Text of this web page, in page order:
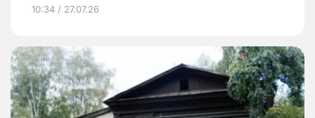
10:34 / 27.07.26